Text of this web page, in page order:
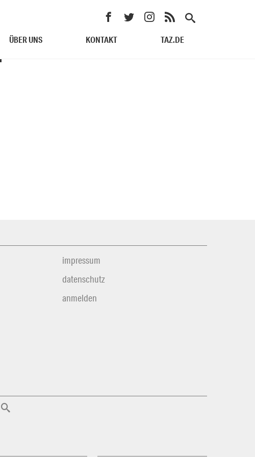
ÜBER UNS KONTAKT TAZ.DE
impressum
datenschutz
anmelden